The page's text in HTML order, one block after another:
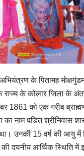
के पितामह
राज्य के कोलार जिला के
1861 को एक गरीब
नाम पंडित श्रीनिवास
उनकी 15 वर्ष की आयु में
की दयनीय आर्थिक स्थिति में